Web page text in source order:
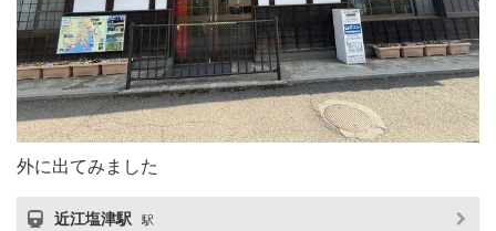
外に出てみました
近江塩津駅 駅